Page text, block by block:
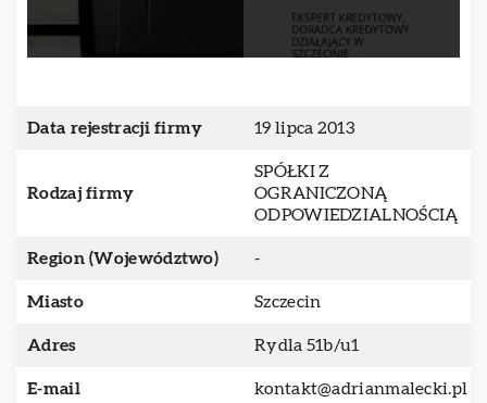
Data rejestracji firmy 19 lipca 2013
Rodzaj firmy
SPÓŁKI Z
OGRANICZONĄ
ODPOWIEDZIALNOŚCIĄ
Region (Województwo) -
Miasto Szczecin
Adres Rydla 51b/u1
E-mail kontakt@adrianmalecki.pl